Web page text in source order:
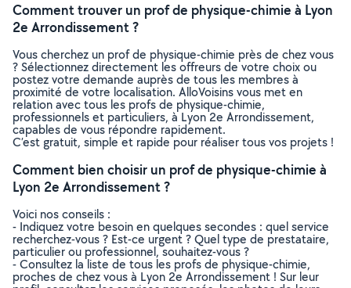
Comment trouver un prof de physique-chimie à Lyon
2e Arrondissement ?
Vous cherchez un prof de physique-chimie près de chez vous
? Sélectionnez directement les offreurs de votre choix ou
postez votre demande auprès de tous les membres à
proximité de votre localisation. AlloVoisins vous met en
relation avec tous les profs de physique-chimie,
professionnels et particuliers, à Lyon 2e Arrondissement,
capables de vous répondre rapidement.
C’est gratuit, simple et rapide pour réaliser tous vos projets !
Comment bien choisir un prof de physique-chimie à
Lyon 2e Arrondissement ?
Voici nos conseils :
- Indiquez votre besoin en quelques secondes : quel service
recherchez-vous ? Est-ce urgent ? Quel type de prestataire,
particulier ou professionnel, souhaitez-vous ?
- Consultez la liste de tous les profs de physique-chimie,
proches de chez vous à Lyon 2e Arrondissement ! Sur leur